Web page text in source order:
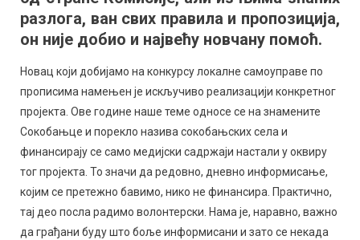
разлога, ван свих правила и пропозиција,
он није добио и највећу новчану помоћ.
Новац који добијамо на конкурсу локалне самоуправе по
прописима намењен је искључиво реализацији конкретног
пројекта. Ове године наше теме односе се на знамените
Сокобањце и порекло назива сокобањских села и
финансирају се само медијски садржаји настали у оквиру
тог пројекта. То значи да редовно, дневно информисање,
којим се претежно бавимо, нико не финансира. Практично,
тај део посла радимо волонтерски. Нама је, наравно, важно
да грађани буду што боље информисани и зато се некада